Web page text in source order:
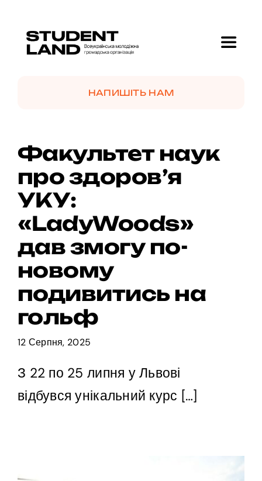
content
Toggle
Проекти
GolfMotion 🏌️
Новини
НАПИШІТЬ НАМ
Факультет наук
про здоров’я
УКУ:
«LadyWoods»
дав змогу по-
новому
подивитись на
гольф
12 Серпня, 2025
З 22 по 25 липня у Львові
відбувся унікальний курс […]